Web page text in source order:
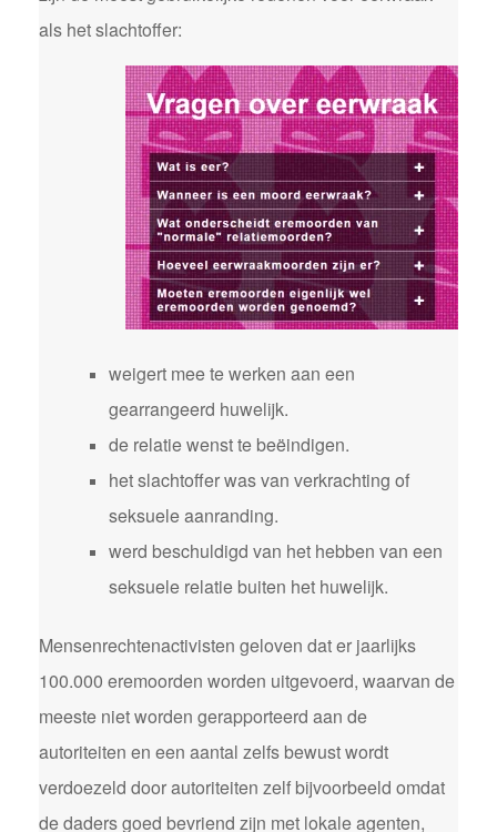
als het slachtoffer:
weigert mee te werken aan een
gearrangeerd huwelijk.
de relatie wenst te beëindigen.
het slachtoffer was van verkrachting of
seksuele aanranding.
werd beschuldigd van het hebben van een
seksuele relatie buiten het huwelijk.
Mensenrechtenactivisten geloven dat er jaarlijks
100.000 eremoorden worden uitgevoerd, waarvan de
meeste niet worden gerapporteerd aan de
autoriteiten en een aantal zelfs bewust wordt
verdoezeld door autoriteiten zelf bijvoorbeeld omdat
de daders goed bevriend zijn met lokale agenten,